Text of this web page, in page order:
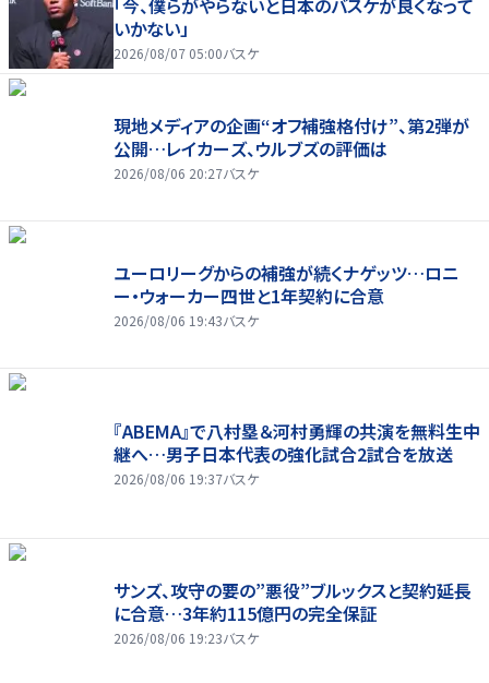
「今、僕らがやらないと日本のバスケが良くなって
いかない」
2026/08/07 05:00バスケ
現地メディアの企画“オフ補強格付け”、第2弾が
公開…レイカーズ、ウルブズの評価は
2026/08/06 20:27バスケ
ユーロリーグからの補強が続くナゲッツ…ロニ
ー・ウォーカー四世と1年契約に合意
2026/08/06 19:43バスケ
『ABEMA』で八村塁＆河村勇輝の共演を無料生中
継へ…男子日本代表の強化試合2試合を放送
2026/08/06 19:37バスケ
サンズ、攻守の要の”悪役”ブルックスと契約延長
に合意…3年約115億円の完全保証
2026/08/06 19:23バスケ